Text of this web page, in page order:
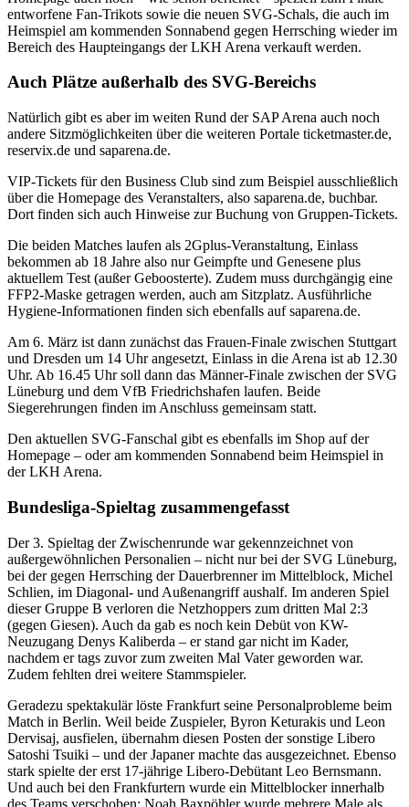
entworfene Fan-Trikots sowie die neuen SVG-Schals, die auch im
Heimspiel am kommenden Sonnabend gegen Herrsching wieder im
Bereich des Haupteingangs der LKH Arena verkauft werden.
Auch Plätze außerhalb des SVG-Bereichs
Natürlich gibt es aber im weiten Rund der SAP Arena auch noch
andere Sitzmöglichkeiten über die weiteren Portale ticketmaster.de,
reservix.de und saparena.de.
VIP-Tickets für den Business Club sind zum Beispiel ausschließlich
über die Homepage des Veranstalters, also saparena.de, buchbar.
Dort finden sich auch Hinweise zur Buchung von Gruppen-Tickets.
Die beiden Matches laufen als 2Gplus-Veranstaltung, Einlass
bekommen ab 18 Jahre also nur Geimpfte und Genesene plus
aktuellem Test (außer Geboosterte). Zudem muss durchgängig eine
FFP2-Maske getragen werden, auch am Sitzplatz. Ausführliche
Hygiene-Informationen finden sich ebenfalls auf saparena.de.
Am 6. März ist dann zunächst das Frauen-Finale zwischen Stuttgart
und Dresden um 14 Uhr angesetzt, Einlass in die Arena ist ab 12.30
Uhr. Ab 16.45 Uhr soll dann das Männer-Finale zwischen der SVG
Lüneburg und dem VfB Friedrichshafen laufen. Beide
Siegerehrungen finden im Anschluss gemeinsam statt.
Den aktuellen SVG-Fanschal gibt es ebenfalls im Shop auf der
Homepage – oder am kommenden Sonnabend beim Heimspiel in
der LKH Arena.
Bundesliga-Spieltag zusammengefasst
Der 3. Spieltag der Zwischenrunde war gekennzeichnet von
außergewöhnlichen Personalien – nicht nur bei der SVG Lüneburg,
bei der gegen Herrsching der Dauerbrenner im Mittelblock, Michel
Schlien, im Diagonal- und Außenangriff aushalf. Im anderen Spiel
dieser Gruppe B verloren die Netzhoppers zum dritten Mal 2:3
(gegen Giesen). Auch da gab es noch kein Debüt von KW-
Neuzugang Denys Kaliberda – er stand gar nicht im Kader,
nachdem er tags zuvor zum zweiten Mal Vater geworden war.
Zudem fehlten drei weitere Stammspieler.
Geradezu spektakulär löste Frankfurt seine Personalprobleme beim
Match in Berlin. Weil beide Zuspieler, Byron Keturakis und Leon
Dervisaj, ausfielen, übernahm diesen Posten der sonstige Libero
Satoshi Tsuiki – und der Japaner machte das ausgezeichnet. Ebenso
stark spielte der erst 17-jährige Libero-Debütant Leo Bernsmann.
Und auch bei den Frankfurtern wurde ein Mittelblocker innerhalb
des Teams verschoben: Noah Baxpöhler wurde mehrere Male als